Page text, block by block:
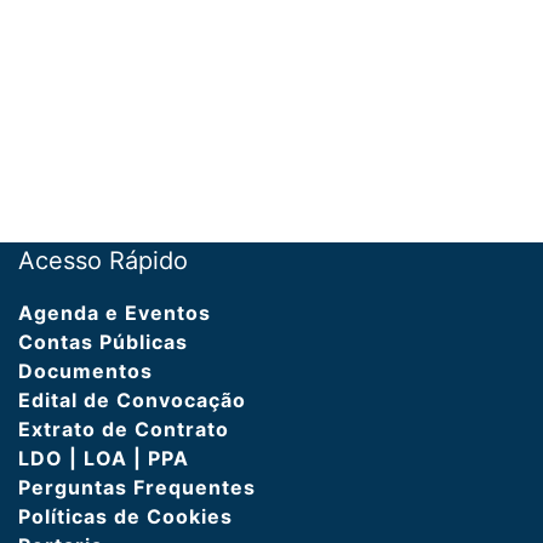
Acesso Rápido
Agenda e Eventos
Contas Públicas
Documentos
Edital de Convocação
Extrato de Contrato
LDO | LOA | PPA
Perguntas Frequentes
Políticas de Cookies